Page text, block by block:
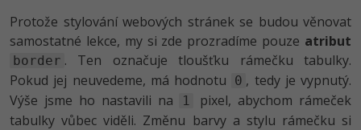
Protože stylování webových stránek se budou věnovat
samostatné lekce, my si zde prozradíme pouze atribut
border . Ten označuje tloušťku rámečku tabulky.
Pokud jej neuvedeme, má hodnotu
0 , tedy je vypnutý.
Výše jsme ho nastavili na
1
pixel, abychom rámeček
tabulky vůbec viděli. Změnu barvy a stylu rámečku si